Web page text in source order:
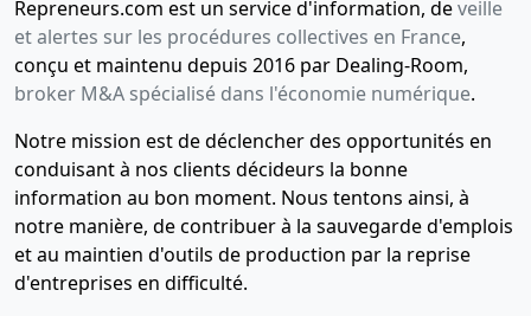
Repreneurs.com est un service d'information, deveille
et alertes sur les procédures collectives en France,
conçu et maintenu depuis 2016 par Dealing-Room,
broker M&A spécialisé dans l'économie numérique.
Notre mission est de déclencher des opportunités en
conduisant à nos clients décideurs la bonne
information au bon moment. Nous tentons ainsi, à
notre manière, de contribuer à la sauvegarde d'emplois
et au maintien d'outils de production par la reprise
d'entreprises en difficulté.